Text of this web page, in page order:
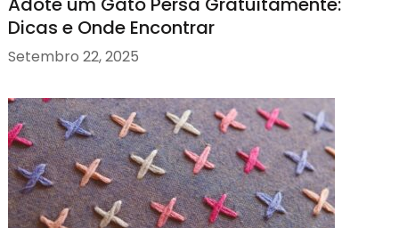
Dicas e Onde Encontrar
Setembro 22, 2025